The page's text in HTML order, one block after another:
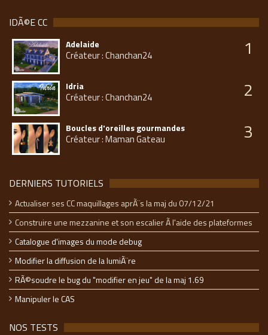
IDÃ©E CC
Adelaide
Créateur : Chanchan24 1
Idria
Créateur : Chanchan24 2
Boucles d'oreilles gourmandes
Créateur : Maman Gateau 3
DERNIERS TUTORIELS
Actualiser ses CC maquillages aprÃ¨s la maj du 07/12/21
Construire une mezzanine et son escalier Ã l'aide des plateformes
Catalogue d'images du mode debug
Modifier la diffusion de la lumiÃ¨re
RÃ©soudre le bug du "modifier en jeu" de la maj 1.69
Manipuler le CAS
NOS TESTS